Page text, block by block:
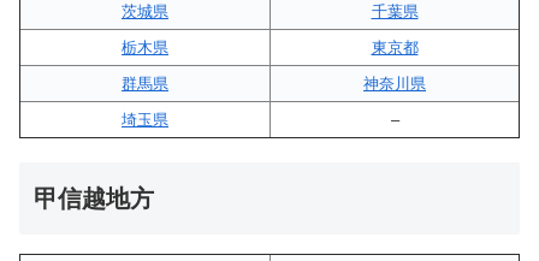
茨城県
千葉県
栃木県
東京都
群馬県
神奈川県
埼玉県
–
甲信越地方